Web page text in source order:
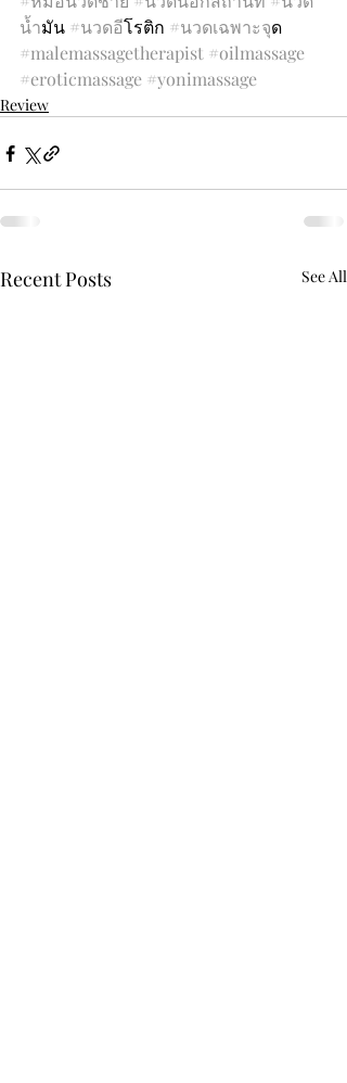
น้ำมัน #นวดอีโรติก #นวดเฉพาะจุด
#malemassagetherapist #oilmassage
#eroticmassage #yonimassage
Review
Recent Posts See All